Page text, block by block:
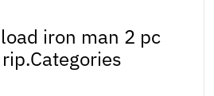
iron man 2 pc